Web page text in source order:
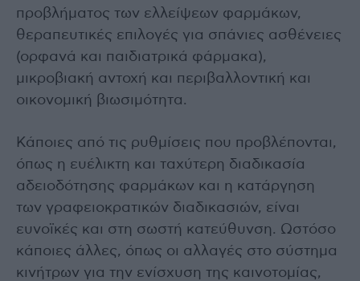
προβλήματος των ελλείψεων φαρμάκων,
θεραπευτικές επιλογές για σπάνιες ασθένειες
(ορφανά και παιδιατρικά φάρμακα),
μικροβιακή αντοχή και περιβαλλοντική και
οικονομική βιωσιμότητα.
Κάποιες από τις ρυθμίσεις που προβλέπονται,
όπως η ευέλικτη και ταχύτερη διαδικασία
αδειοδότησης φαρμάκων και η κατάργηση
των γραφειοκρατικών διαδικασιών, είναι
ευνοϊκές και στη σωστή κατεύθυνση. Ωστόσο
κάποιες άλλες, όπως οι αλλαγές στο σύστημα
κινήτρων για την ενίσχυση της καινοτομίας,